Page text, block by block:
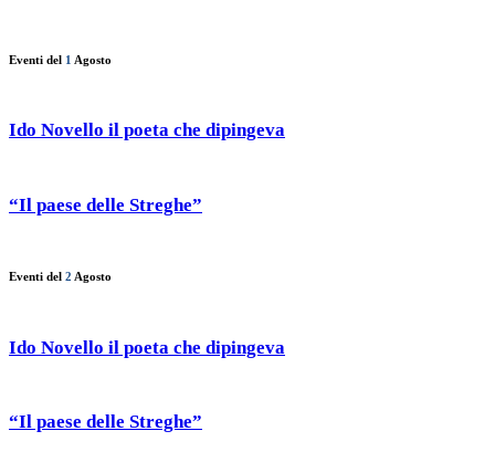
Eventi del 1 Agosto
Ido Novello il poeta che dipingeva
“Il paese delle Streghe”
Eventi del 2 Agosto
Ido Novello il poeta che dipingeva
“Il paese delle Streghe”